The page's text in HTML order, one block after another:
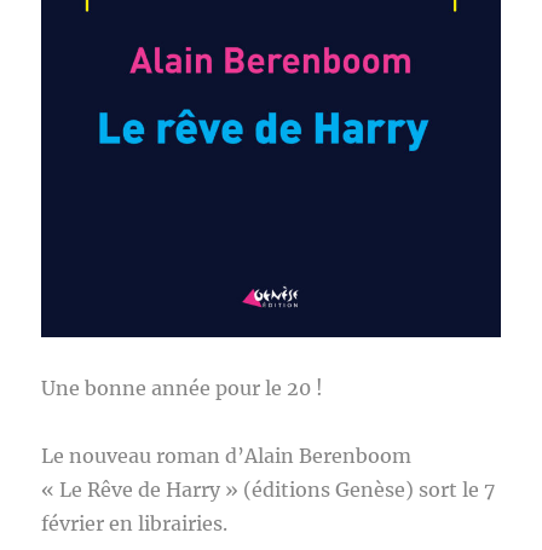
Une bonne année pour le 20 !
Le nouveau roman d’Alain Berenboom
« Le Rêve de Harry » (éditions Genèse) sort le 7
février en librairies.